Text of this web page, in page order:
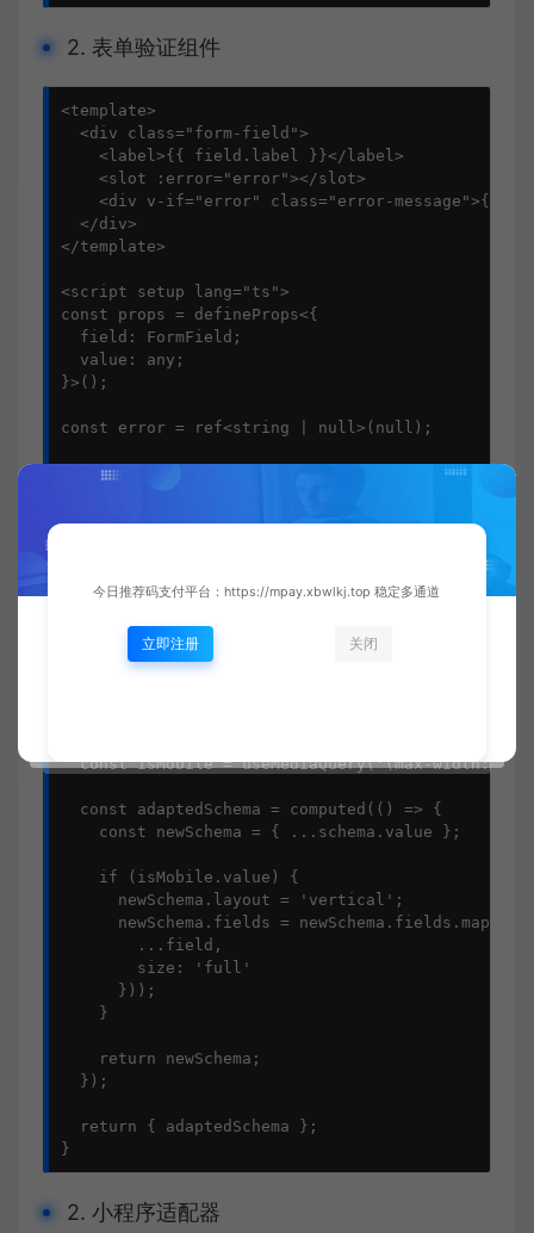
2. 表单验证组件
<template>
  <div class="form-field">
    <label>{{ field.label }}</label>
    <slot :error="error"></slot>
<div v-if="error" class="error-message">{{
  </div>
</template>
<script setup lang="ts">
const props = defineProps<{
  field: FormField;
  value: any;
}>();
const error = ref<string | null>(null);
watch(() => props.value, (newVal) => {
error.value = validateField(newVal,
六、多端渲染适配
1. 响应式布局策略
const isMobile = useMediaQuery('(max-width:
  const adaptedSchema = computed(() => {
    const newSchema = { ...schema.value };
    if (isMobile.value) {
      newSchema.layout = 'vertical';
newSchema.fields =
        ...field,
        size: 'full'
      }));
    }
    return newSchema;
  });
  return { adaptedSchema };
}
2. 小程序适配器
今日推荐码支付平台：https://mpay.xbwlkj.top 稳定多通道
立即注册 关闭